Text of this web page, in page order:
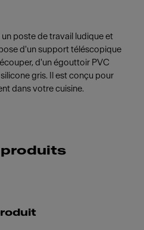
un poste de travail ludique et
d'un support téléscopique
d'un égouttoir PVC
gris. Il est conçu pour
dans votre cuisine.